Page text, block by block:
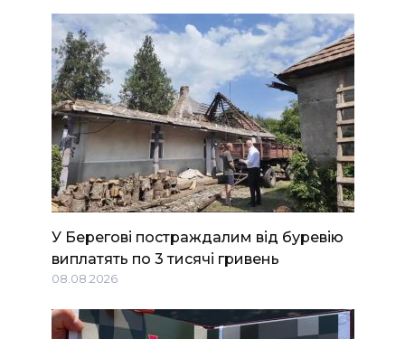
У Берегові постраждалим від буревію
виплатять по 3 тисячі гривень
08.08.2026